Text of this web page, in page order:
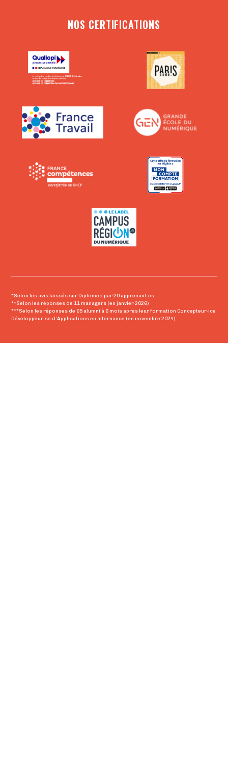
NOS CERTIFICATIONS
*Selon les avis laissés sur Diplomeo par 20 apprenant·es
**Selon les réponses de 11 managers (en janvier 2026)
***Selon les réponses de 65 alumni à 6 mois après leur formation Concepteur·ice
Développeur·se d’Applications en alternance (en novembre 2024)